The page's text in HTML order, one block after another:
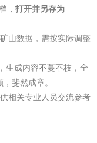
，打开并另存为
山数据，需按实际调整
生成内容不蔓不枝，全
斐然成章。
相关专业人员交流参考